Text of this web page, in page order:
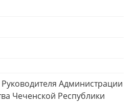
Администрации
Чеченской Республики